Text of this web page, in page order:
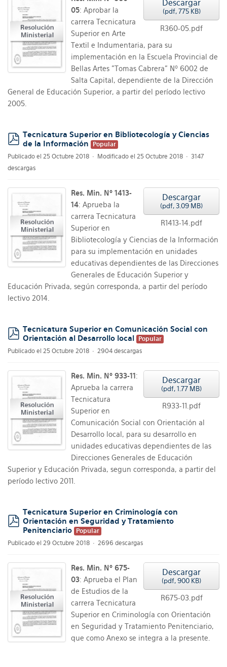
Descargar
(pdf, 775 KB)
R360-05.pdf
05: Aprobar la
carrera Tecnicatura
Superior en Arte
Textil e Indumentaria, para su
implementación en la Escuela Provincial de
Bellas Artes "Tomas Cabrera" Nº 6002 de
Salta Capital, dependiente de la Dirección
General de Educación Superior, a partir del período lectivo
2005.
pdf
Tecnicatura Superior en Bibliotecología y Ciencias
de la Información
Popular
Publicado el 25 Octubre 2018
Modificado el 25 Octubre 2018
3147
descargas
Descargar
(pdf, 3.09 MB)
R1413-14.pdf
Res. Min. Nº 1413-
14: Aprueba la
carrera Tecnicatura
Superior en
Bibliotecología y Ciencias de la Información
para su implementación en unidades
educativas dependientes de las Direcciones
Generales de Educación Superior y
Educación Privada, según corresponda, a partir del período
lectivo 2014.
pdf
Tecnicatura Superior en Comunicación Social con
Orientación al Desarrollo local
Popular
Publicado el 25 Octubre 2018
2904 descargas
Descargar
(pdf, 1.77 MB)
R933-11.pdf
Res. Min. Nº 933-11:
Aprueba la carrera
Tecnicatura
Superior en
Comunicación Social con Orientación al
Desarrollo local, para su desarrollo en
unidades educativas dependientes de las
Direcciones Generales de Educación
Superior y Educación Privada, segun corresponda, a partir del
período lectivo 2011.
pdf
Tecnicatura Superior en Criminología con
Orientación en Seguridad y Tratamiento
Penitenciario
Popular
Publicado el 29 Octubre 2018
2696 descargas
Descargar
(pdf, 900 KB)
R675-03.pdf
Res. Min. Nº 675-
03: Aprueba el Plan
de Estudios de la
carrera Tecnicatura
Superior en Criminología con Orientación
en Seguridad y Tratamiento Penitenciario,
que como Anexo se integra a la presente.